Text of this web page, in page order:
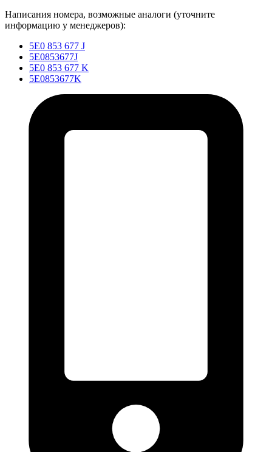
Написания номера, возможные аналоги (уточните
информацию у менеджеров):
5E0 853 677 J
5E0853677J
5E0 853 677 K
5E0853677K